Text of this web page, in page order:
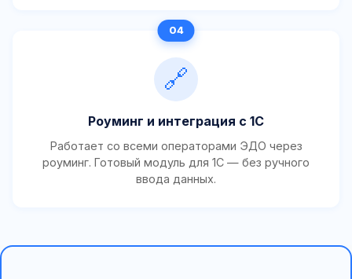
🔗
Роуминг и интеграция с 1С
Работает со всеми операторами ЭДО через
роуминг. Готовый модуль для 1С — без ручного
ввода данных.